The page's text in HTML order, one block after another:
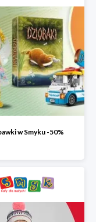
w Smyku -50%